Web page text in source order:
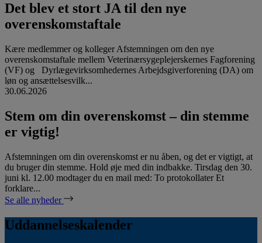
Det blev et stort JA til den nye
overenskomstaftale
Kære medlemmer og kolleger Afstemningen om den nye
overenskomstaftale mellem Veterinærsygeplejerskernes Fagforening
(VF) og Dyrlægevirksomhedernes Arbejdsgiverforening (DA) om
løn og ansættelsesvilk...
30.06.2026
Stem om din overenskomst – din stemme
er vigtig!
Afstemningen om din overenskomst er nu åben, og det er vigtigt, at
du bruger din stemme. Hold øje med din indbakke. Tirsdag den 30.
juni kl. 12.00 modtager du en mail med: To protokollater Et
forklare...
Se alle nyheder
Uddannelseskalender